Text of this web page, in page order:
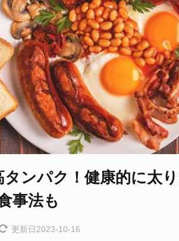
タンパク！健康的に太
事法も
更新日2023-10-16